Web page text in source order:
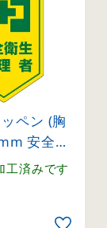
ペン (胸
安全ピ
生管理者 (
工済みです